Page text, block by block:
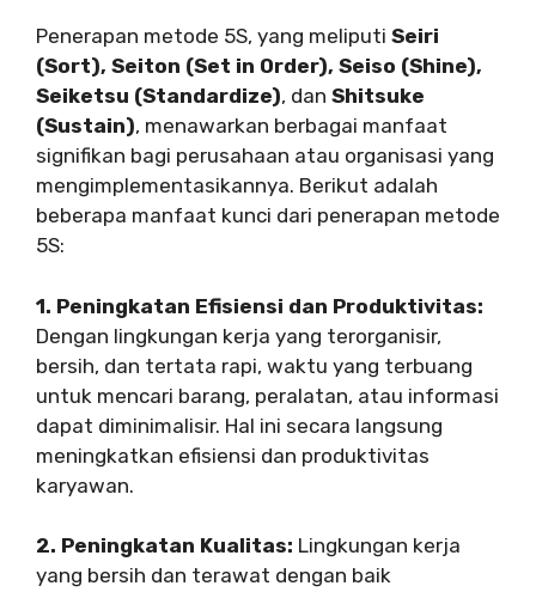
Penerapan metode 5S, yang meliputi Seiri
(Sort), Seiton (Set in Order), Seiso (Shine),
Seiketsu (Standardize), dan Shitsuke
(Sustain), menawarkan berbagai manfaat
signifikan bagi perusahaan atau organisasi yang
mengimplementasikannya. Berikut adalah
beberapa manfaat kunci dari penerapan metode
5S:
1. Peningkatan Efisiensi dan Produktivitas:
Dengan lingkungan kerja yang terorganisir,
bersih, dan tertata rapi, waktu yang terbuang
untuk mencari barang, peralatan, atau informasi
dapat diminimalisir. Hal ini secara langsung
meningkatkan efisiensi dan produktivitas
karyawan.
2. Peningkatan Kualitas: Lingkungan kerja
yang bersih dan terawat dengan baik